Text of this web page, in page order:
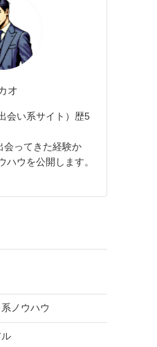
オ
会い系サイト）歴5
会ってきた経験か
ハウを公開します。
ノウハウ